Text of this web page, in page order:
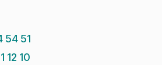
54 51
12 10